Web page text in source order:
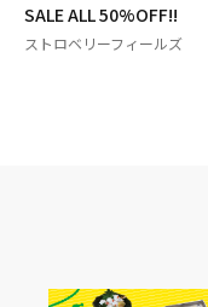
SALE ALL 50%OFF!!
ストロベリーフィールズ